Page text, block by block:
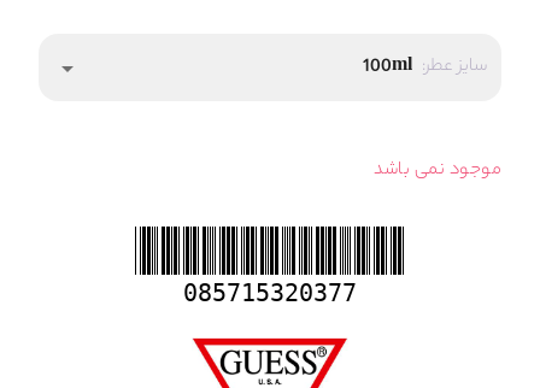
سایز عطر: 100ml
arrow_drop_down
موجود نمی باشد
085715320377